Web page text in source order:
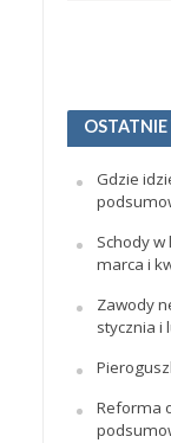
Gdzie
Schody
marca i
Zawody
stycznia i
Reforma